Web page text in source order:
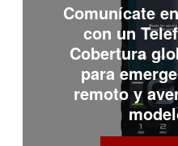
Comunícate
con un
Cobertura
para
remoto y